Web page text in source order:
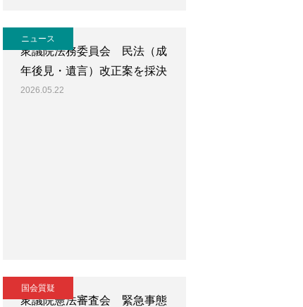
ニュース
衆議院法務委員会 民法（成
年後見・遺言）改正案を採決
2026.05.22
国会質疑
衆議院憲法審査会 緊急事態